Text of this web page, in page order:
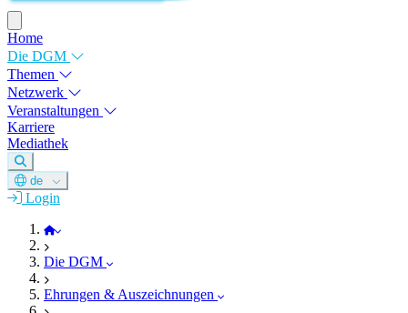
Home
Die DGM
Themen
Netzwerk
Veranstaltungen
Karriere
Mediathek
de
Login
DGM e.V.
Die DGM
Ehrungen & Auszeichnungen